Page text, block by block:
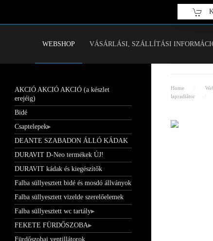
Fő tartalom átugrása
WEBSHOP VÁSÁRLÁSI, SZÁLLÍTÁSI
Home
lapradiátor
AKCIÓ AKCIÓ AKCIÓ (a készlet
erejéig)
Bidé
Csaptelepek
DEANTE SZABADON ÁLLÓ KÁDAK
DURAVIT D-Neo termékek ÚJ!
DURAVIT kádak és kiegészítők
Falba süllyesztett bidé és mosdó állványok
Falba süllyesztett vizelde szerelőelemek
Falba süllyesztett wc tartály
FEKETE FÜRDŐSZOBA
Fürdőszobai ventillátorok